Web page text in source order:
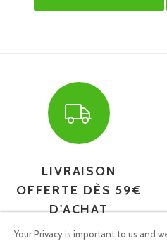
LIVRAISON
OFFERTE DÈS 59€
D'ACHAT
via Mondial Relay
Your Privacy is important to us and